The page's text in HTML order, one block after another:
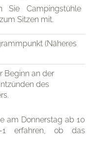
Sie Campingstühle
Sitzen mit.
(Näheres
Beginn an der
des
am Donnerstag ab 10
erfahren, ob das